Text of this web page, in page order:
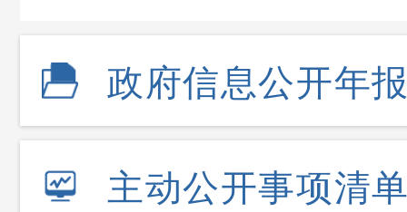
政府信息公开年
主动公开事项清